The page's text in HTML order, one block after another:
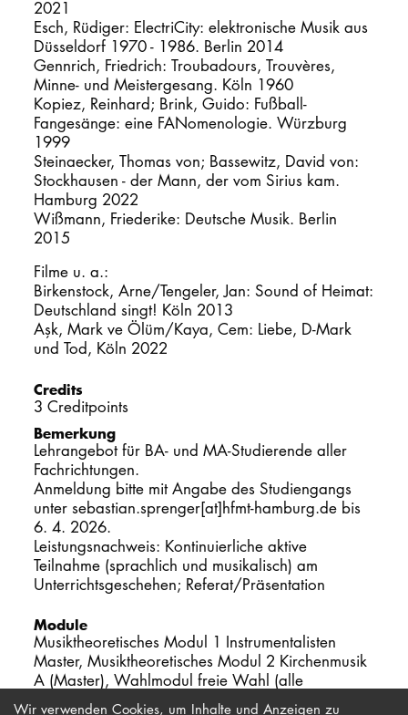
2021
Esch, Rüdiger: ElectriCity: elektronische Musik aus
Düsseldorf 1970 - 1986. Berlin 2014
Gennrich, Friedrich: Troubadours, Trouvères,
Minne- und Meistergesang. Köln 1960
Kopiez, Reinhard; Brink, Guido: Fußball-
Fangesänge: eine FANomenologie. Würzburg
1999
Steinaecker, Thomas von; Bassewitz, David von:
Stockhausen - der Mann, der vom Sirius kam.
Hamburg 2022
Wißmann, Friederike: Deutsche Musik. Berlin
2015
Filme u. a.:
Birkenstock, Arne/Tengeler, Jan: Sound of Heimat:
Deutschland singt! Köln 2013
Aşk, Mark ve Ölüm/Kaya, Cem: Liebe, D-Mark
und Tod, Köln 2022
Credits
3 Creditpoints
Bemerkung
Lehrangebot für BA- und MA-Studierende aller
Fachrichtungen.
Anmeldung bitte mit Angabe des Studiengangs
unter sebastian.sprenger[at]hfmt-hamburg.de bis
6. 4. 2026.
Leistungsnachweis: Kontinuierliche aktive
Teilnahme (sprachlich und musikalisch) am
Unterrichtsgeschehen; Referat/Präsentation
Module
Musiktheoretisches Modul 1 Instrumentalisten
Master, Musiktheoretisches Modul 2 Kirchenmusik
A (Master), Wahlmodul freie Wahl (alle
Studiengänge)
Wir verwenden Cookies, um Inhalte und Anzeigen zu